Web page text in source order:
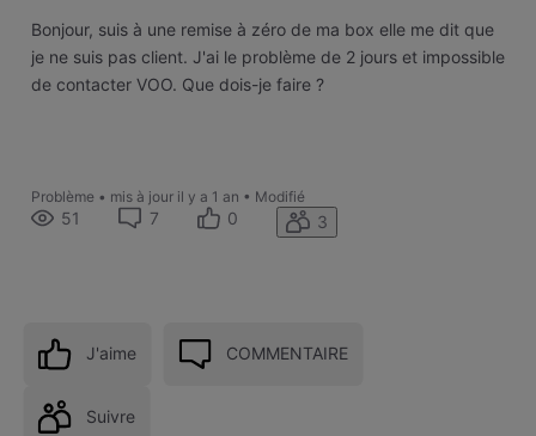
Bonjour, suis à une remise à zéro de ma box elle me dit que
je ne suis pas client. J'ai le problème de 2 jours et impossible
de contacter VOO. Que dois-je faire ?
Problème • mis à jour il y a 1 an • Modifié
51 7 0 3
J'aime COMMENTAIRE
Suivre